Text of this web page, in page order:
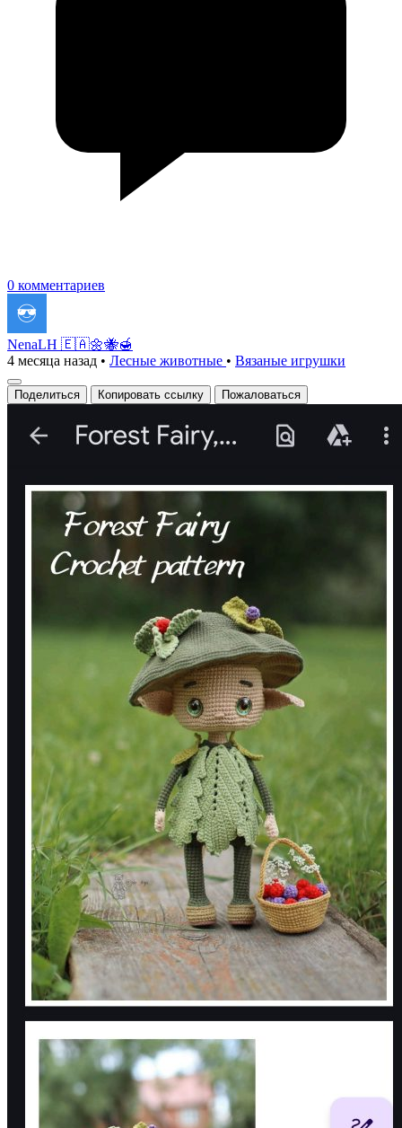
0 комментариев
NenaLH 🇪🇦🌼🐝🍯
4 месяца назад • Лесные животные • Вязаные игрушки
Поделиться Копировать ссылку Пожаловаться